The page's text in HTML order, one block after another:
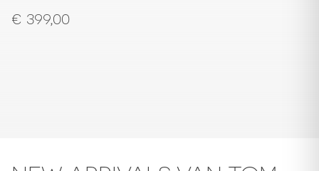
€ 399,00